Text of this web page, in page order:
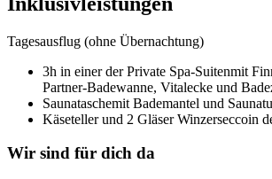
Tagesausflug (ohne Übernachtung)
3h in einer der Private Spa-Suitenmit
Partner-Badewanne, Vitalecke und
Saunataschemit Bademantel und
Käseteller und 2 Gläser Winzerseccoin
Wir sind für dich da